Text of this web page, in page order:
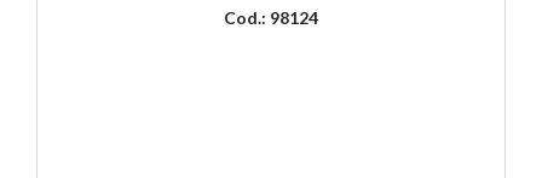
Cod.: 98124